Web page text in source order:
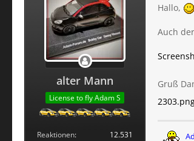
alter Mann
License to fly Adam S
Reaktionen
12.531
Hallo,
Auch
Gruß